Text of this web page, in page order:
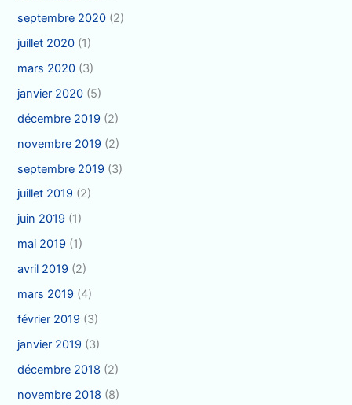
septembre 2020 (2)
juillet 2020 (1)
mars 2020 (3)
janvier 2020 (5)
décembre 2019 (2)
novembre 2019 (2)
septembre 2019 (3)
juillet 2019 (2)
juin 2019 (1)
mai 2019 (1)
avril 2019 (2)
mars 2019 (4)
février 2019 (3)
janvier 2019 (3)
décembre 2018 (2)
novembre 2018 (8)